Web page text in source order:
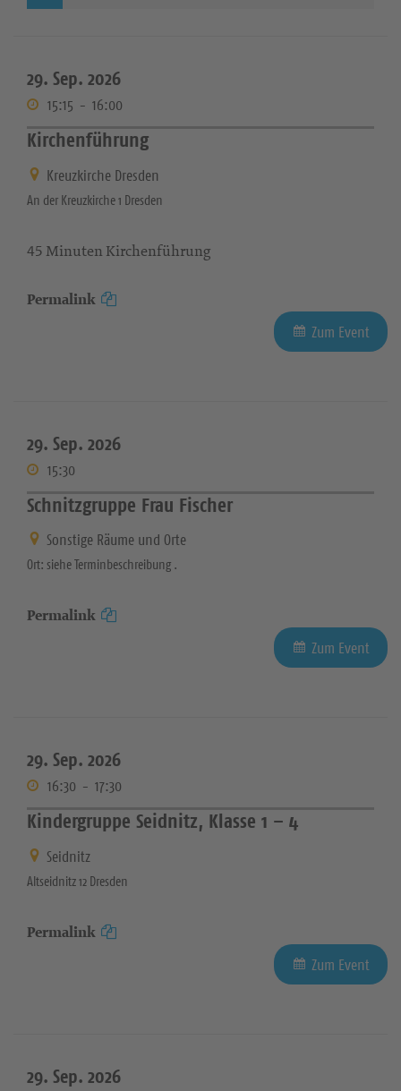
29. Sep. 2026
15:15 - 16:00
Kirchenführung
Kreuzkirche Dresden
An der Kreuzkirche 1 Dresden
45 Minuten Kirchenführung
Permalink
Zum Event
29. Sep. 2026
15:30
Schnitzgruppe Frau Fischer
Sonstige Räume und Orte
Ort: siehe Terminbeschreibung .
Permalink
Zum Event
29. Sep. 2026
16:30 - 17:30
Kindergruppe Seidnitz, Klasse 1 – 4
Seidnitz
Altseidnitz 12 Dresden
Permalink
Zum Event
29. Sep. 2026